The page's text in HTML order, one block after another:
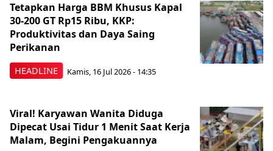
HEADLINE
Tetapkan Harga BBM Khusus Kapal
30-200 GT Rp15 Ribu, KKP:
Produktivitas dan Daya Saing
Perikanan
Kamis, 16 Jul 2026 - 14:35
Viral! Karyawan Wanita Diduga
Dipecat Usai Tidur 1 Menit Saat Kerja
Malam, Begini Pengakuannya